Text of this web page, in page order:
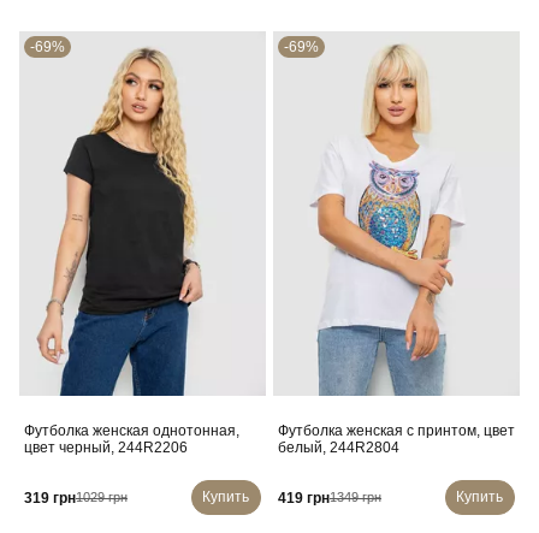
-69%
Футболка женская однотонная,
цвет черный, 244R2206
319 грн1029 грн Купить
-69%
Футболка женская с принтом, цвет
белый, 244R2804
419 грн1349 грн Купить